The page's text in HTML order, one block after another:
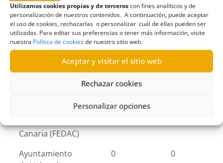
Utilizamos cookies propias y de terceroscon fines analíticos y de
personalización de nuestros contenidos. A continuación, puede aceptar
el uso de cookies, rechazarlas o personalizar cuál de ellas pueden ser
utilizadas. Para editar sus preferencias o tener más información, visite
nuestra Política de cookiesde nuestro sitio web.
Aceptar y visitar el sitio web
Rechazar cookies
Personalizar opciones
Ayuntamiento
de Gáldar
1 1
Ayuntamiento
0 0
el Desarrollo de
Canaria (FEDAC)
0
Ayuntamiento
0 0